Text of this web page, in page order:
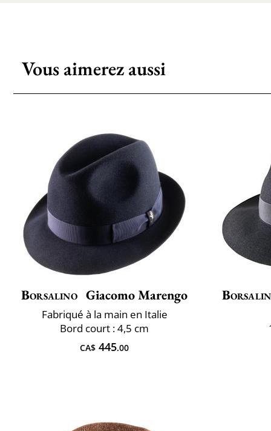
Vous aimerez aussi
Borsalino Giacomo Marengo
Fabriqué à la main en Italie
Bord court : 4,5 cm
CA$ 445.00